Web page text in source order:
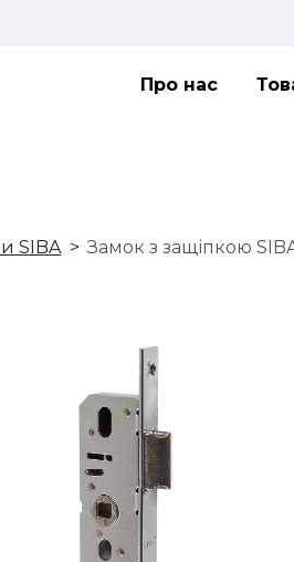
Про нас
SIBA Замок з защіпкою